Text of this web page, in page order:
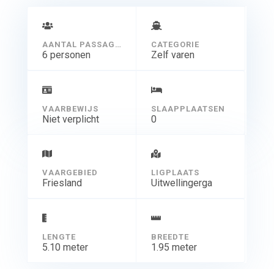
AANTAL PASSAGIERS
6 personen
CATEGORIE
Zelf varen
VAARBEWIJS
Niet verplicht
SLAAPPLAATSEN
0
VAARGEBIED
Friesland
LIGPLAATS
Uitwellingerga
LENGTE
5.10 meter
BREEDTE
1.95 meter